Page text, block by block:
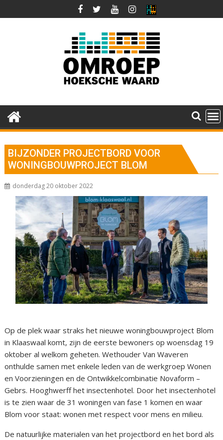
naar
BIJZONDER PROJECTBORD VOOR
WONINGBOUWPROJECT BLOM
donderdag 20 oktober 2022
Op de plek waar straks het nieuwe woningbouwproject Blom
in Klaaswaal komt, zijn de eerste bewoners op woensdag 19
oktober al welkom geheten. Wethouder Van Waveren
onthulde samen met enkele leden van de werkgroep Wonen
en Voorzieningen en de Ontwikkelcombinatie Novaform –
Gebrs. Hooghwerff het insectenhotel. Door het insectenhotel
is te zien waar de 31 woningen van fase 1 komen en waar
Blom voor staat: wonen met respect voor mens en milieu.
De natuurlijke materialen van het projectbord en het bord als